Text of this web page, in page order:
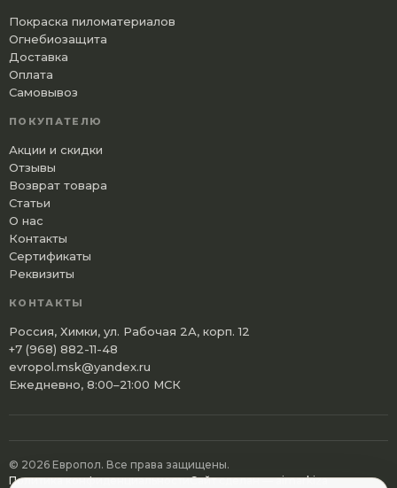
Покраска пиломатериалов
Огнебиозащита
Доставка
Оплата
Самовывоз
ПОКУПАТЕЛЮ
Акции и скидки
Отзывы
Возврат товара
Статьи
О нас
Контакты
Сертификаты
Реквизиты
КОНТАКТЫ
Россия, Химки, ул. Рабочая 2А, корп. 12
+7 (968) 882-11-48
evropol.msk@yandex.ru
Ежедневно, 8:00–21:00 МСК
© 2026 Европол. Все права защищены.
Политика конфиденциальностиСайт сделан — aimarkiza